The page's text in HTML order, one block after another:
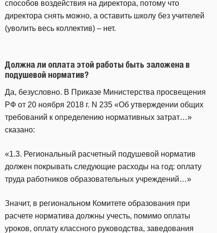
способов воздействия на директора, потому что
директора снять можно, а оставить школу без учителей
(уволить весь коллектив) – нет.
Должна ли оплата этой работы быть заложена в
подушевой норматив?
Да, безусловно. В Приказе Министерства просвещения
РФ от 20 ноября 2018 г. N 235 «Об утверждении общих
требований к определению нормативных затрат…»
сказано:
«1.3. Региональный расчетный подушевой норматив
должен покрывать следующие расходы на год: оплату
труда работников образовательных учреждений…»
Значит, в региональном Комитете образования при
расчете норматива должны учесть, помимо оплаты
уроков, оплату классного руководства, заведования